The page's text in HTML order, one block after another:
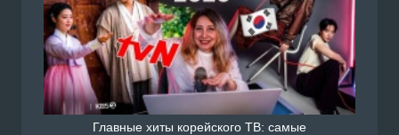
Главные хиты корейского ТВ: самые